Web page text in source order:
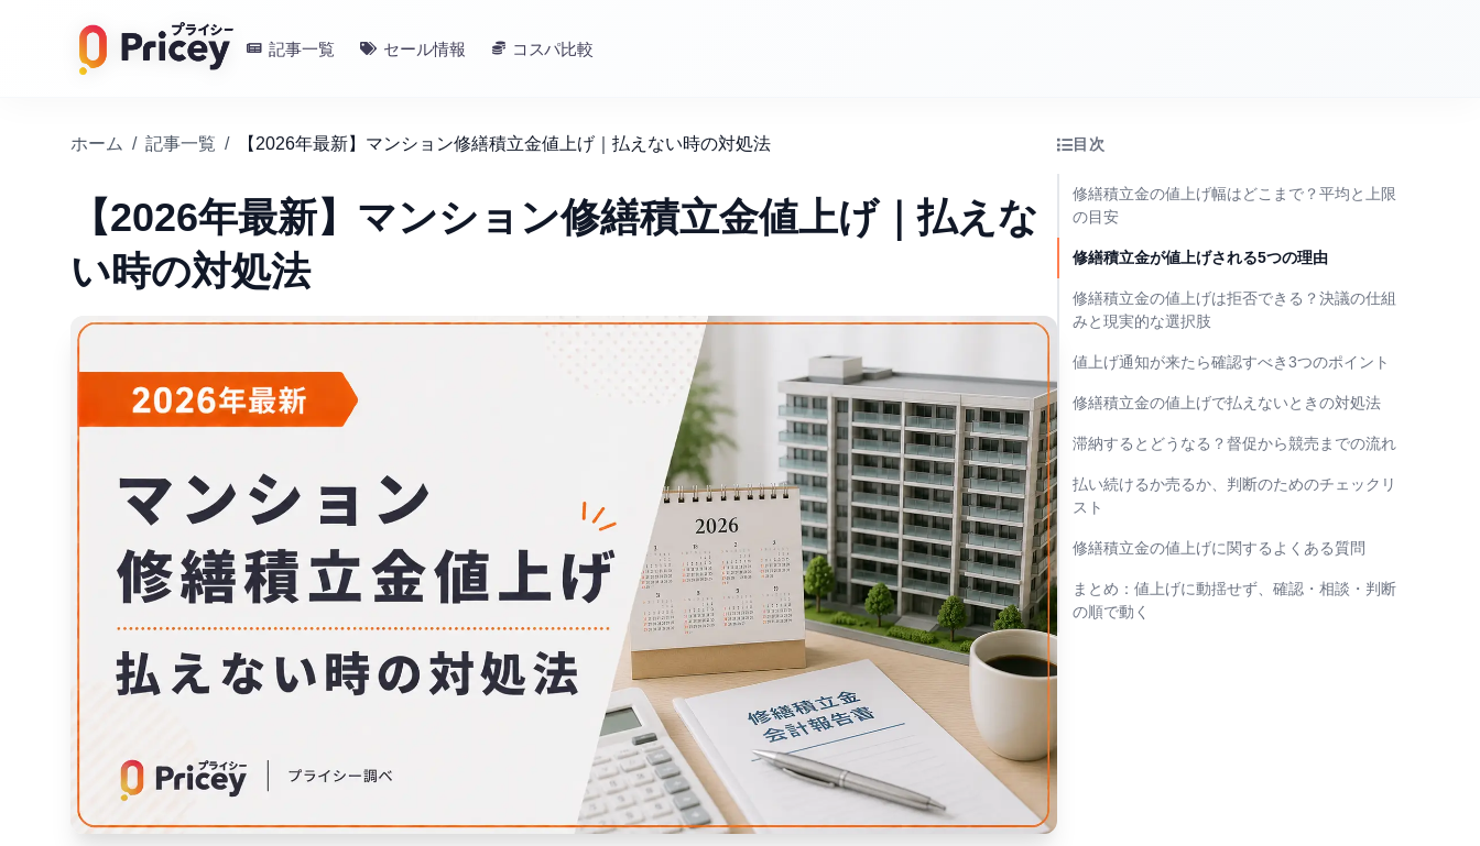
記事一覧 セール情報 コスパ比較
ホーム / 記事一覧 / 【2026年最新】マンション修繕積立金値上げ｜払えない時の対処法
【2026年最新】マンション修繕積立金値上げ｜払えな
い時の対処法
目次
修繕積立金の値上げ幅はどこまで？平均と上限
の目安
修繕積立金が値上げされる5つの理由
修繕積立金の値上げは拒否できる？決議の仕組
みと現実的な選択肢
値上げ通知が来たら確認すべき3つのポイント
修繕積立金の値上げで払えないときの対処法
滞納するとどうなる？督促から競売までの流れ
払い続けるか売るか、判断のためのチェックリ
スト
修繕積立金の値上げに関するよくある質問
まとめ：値上げに動揺せず、確認・相談・判断
の順で動く